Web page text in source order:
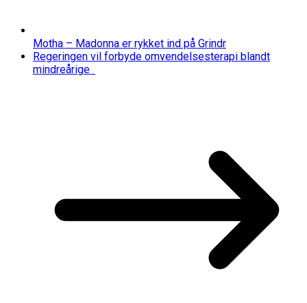
Motha – Madonna er rykket ind på Grindr
Regeringen vil forbyde omvendelsesterapi blandt
mindreårige